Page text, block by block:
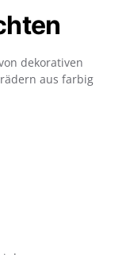
dekorativen
aus farbig